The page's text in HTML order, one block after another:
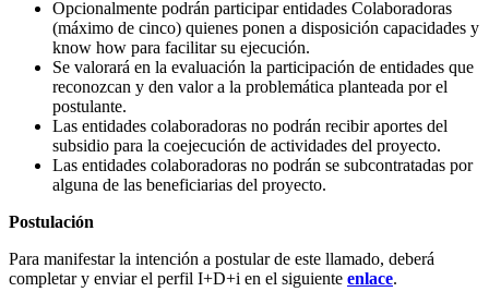
Opcionalmente podrán participar entidades Colaboradoras
(máximo de cinco) quienes ponen a disposición capacidades y
know how para facilitar su ejecución.
Se valorará en la evaluación la participación de entidades que
reconozcan y den valor a la problemática planteada por el
postulante.
Las entidades colaboradoras no podrán recibir aportes del
subsidio para la coejecución de actividades del proyecto.
Las entidades colaboradoras no podrán se subcontratadas por
alguna de las beneficiarias del proyecto.
Postulación
Para manifestar la intención a postular de este llamado, deberá
completar y enviar el perfil I+D+i en el siguiente enlace.